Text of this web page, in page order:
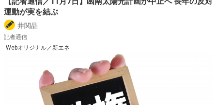
運動が実を結ぶ
井関晶
記者通信
Webオリジナル／新エネ